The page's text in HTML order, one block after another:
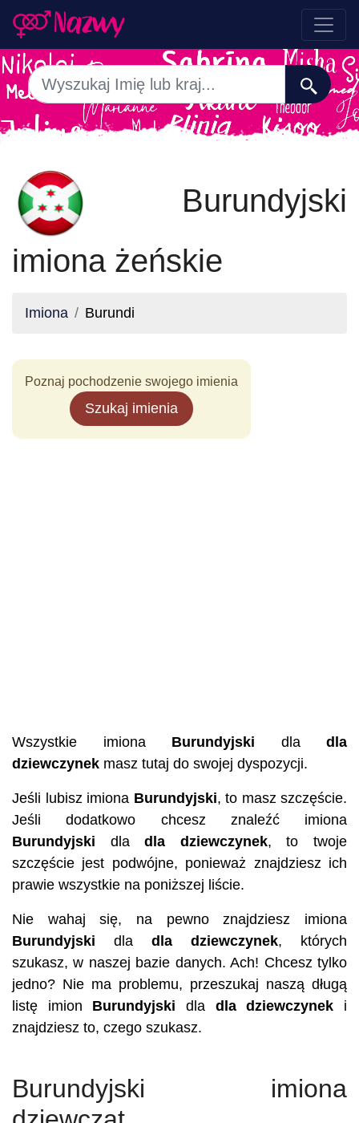
Burundyjski
imiona żeńskie
Imiona Burundi
Poznaj pochodzenie swojego imienia
Szukaj imienia
Wszystkie imiona Burundyjski dla dla
dziewczynek masz tutaj do swojej dyspozycji.
Jeśli lubisz imiona Burundyjski, to masz szczęście.
Jeśli dodatkowo chcesz znaleźć imiona
Burundyjski dladla dziewczynek, to twoje
szczęście jest podwójne, ponieważ znajdziesz ich
prawie wszystkie na poniższej liście.
Nie wahaj się, na pewno znajdziesz imiona
Burundyjski dla dla dziewczynek, których
szukasz, w naszej bazie danych. Ach! Chcesz tylko
jedno? Nie ma problemu, przeszukaj naszą długą
listę imion Burundyjski dla dla dziewczynek i
znajdziesz to, czego szukasz.
Burundyjski imiona